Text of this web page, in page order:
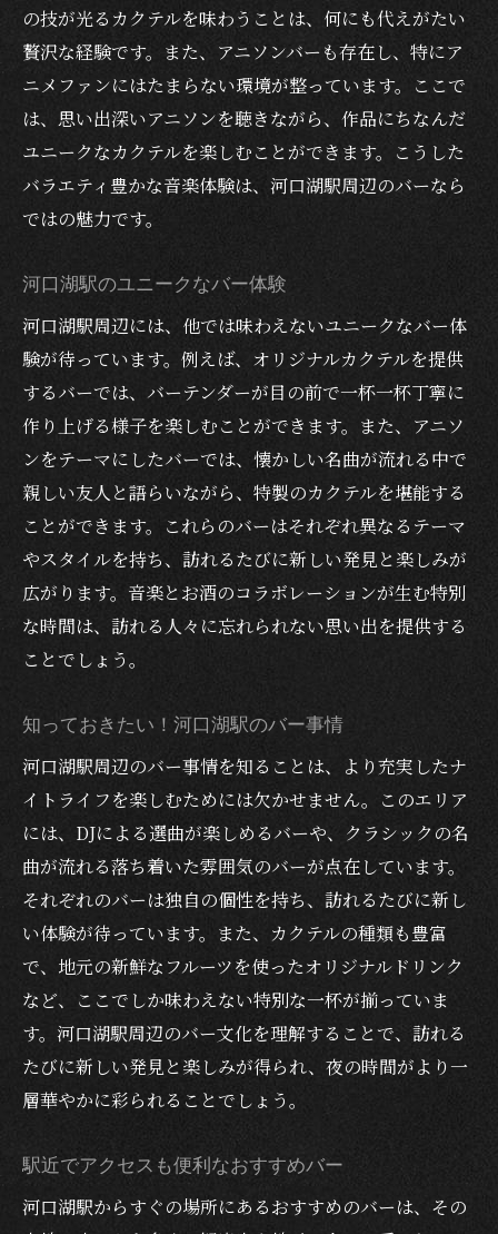
方
ラグジュアリーな時間を演出するポイント
専門家が教えるバー選びのコツ
初めてでも安心！河口湖駅のバーガイド
贅沢を味わうためのバーリスト
河口湖駅周辺の隠れ家バー紹介
河口湖駅周辺のナイトライフ：音楽とカクテル
が彩る夜
夜の河口湖駅で楽しむナイトスポット
音楽とカクテルが織りなす夜の魅力
河口湖駅で過ごす特別なナイトアウト
夜を彩るイベント情報
地元の人々に愛されるナイトライフ
夜の河口湖駅を楽しむためのヒント
河口湖駅のバーで贅沢なカクテルと音楽を堪能
最高のカクテルと音楽を求めて
音楽とカクテルで心も体もリフレッシュ
特別なひとときを過ごすためのバー選び
贅沢なバータイムを楽しむ方法
河口湖駅のバーで過ごす至福の夜
訪れた人々のリアルな声
バーでの忘れられない体験談
河口湖駅のバーでの驚きの瞬間
地元民が教えるバーの楽しみ方
河口湖駅のバーで得られる人生経験
音楽とカクテルの融合が生む感動
の技が光るカクテルを味わうことは、何にも代えがたい
贅沢な経験です。また、アニソンバーも存在し、特にア
ニメファンにはたまらない環境が整っています。ここで
は、思い出深いアニソンを聴きながら、作品にちなんだ
ユニークなカクテルを楽しむことができます。こうした
バラエティ豊かな音楽体験は、河口湖駅周辺のバーなら
ではの魅力です。
河口湖駅のユニークなバー体験
河口湖駅周辺には、他では味わえないユニークなバー体
験が待っています。例えば、オリジナルカクテルを提供
するバーでは、バーテンダーが目の前で一杯一杯丁寧に
作り上げる様子を楽しむことができます。また、アニソ
ンをテーマにしたバーでは、懐かしい名曲が流れる中で
親しい友人と語らいながら、特製のカクテルを堪能する
ことができます。これらのバーはそれぞれ異なるテーマ
やスタイルを持ち、訪れるたびに新しい発見と楽しみが
広がります。音楽とお酒のコラボレーションが生む特別
な時間は、訪れる人々に忘れられない思い出を提供する
ことでしょう。
知っておきたい！河口湖駅のバー事情
河口湖駅周辺のバー事情を知ることは、より充実したナ
イトライフを楽しむためには欠かせません。このエリア
には、DJによる選曲が楽しめるバーや、クラシックの名
曲が流れる落ち着いた雰囲気のバーが点在しています。
それぞれのバーは独自の個性を持ち、訪れるたびに新し
い体験が待っています。また、カクテルの種類も豊富
で、地元の新鮮なフルーツを使ったオリジナルドリンク
など、ここでしか味わえない特別な一杯が揃っていま
す。河口湖駅周辺のバー文化を理解することで、訪れる
たびに新しい発見と楽しみが得られ、夜の時間がより一
層華やかに彩られることでしょう。
駅近でアクセスも便利なおすすめバー
河口湖駅からすぐの場所にあるおすすめのバーは、その